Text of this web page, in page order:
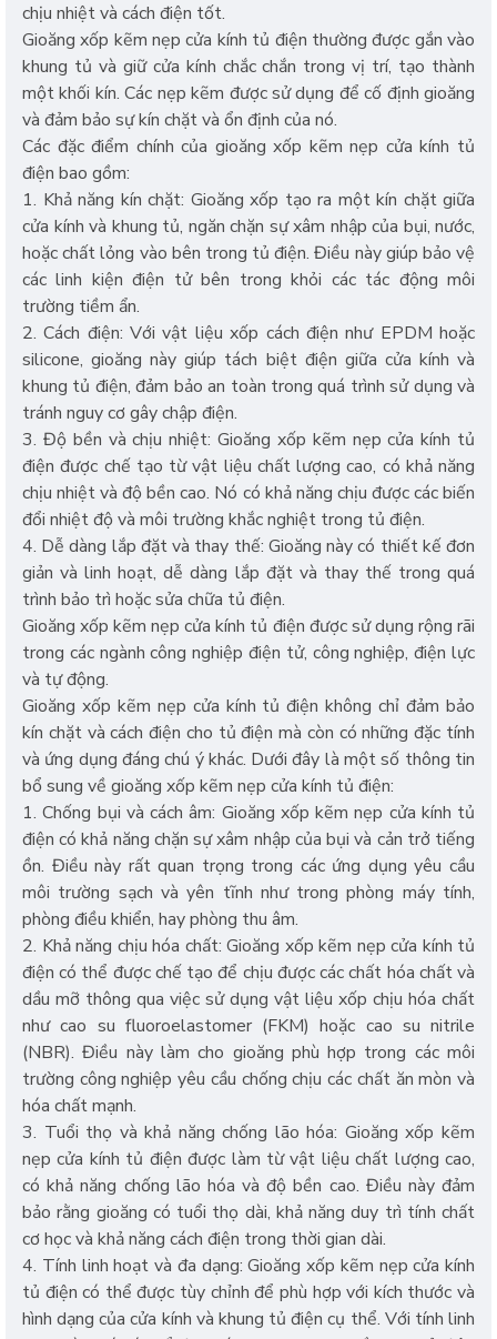
chịu nhiệt và cách điện tốt.
Gioăng xốp kẽm nẹp cửa kính tủ điện thường được gắn vào
khung tủ và giữ cửa kính chắc chắn trong vị trí, tạo thành
một khối kín. Các nẹp kẽm được sử dụng để cố định gioăng
và đảm bảo sự kín chặt và ổn định của nó.
Các đặc điểm chính của gioăng xốp kẽm nẹp cửa kính tủ
điện bao gồm:
1. Khả năng kín chặt: Gioăng xốp tạo ra một kín chặt giữa
cửa kính và khung tủ, ngăn chặn sự xâm nhập của bụi, nước,
hoặc chất lỏng vào bên trong tủ điện. Điều này giúp bảo vệ
các linh kiện điện tử bên trong khỏi các tác động môi
trường tiềm ẩn.
2. Cách điện: Với vật liệu xốp cách điện như EPDM hoặc
silicone, gioăng này giúp tách biệt điện giữa cửa kính và
khung tủ điện, đảm bảo an toàn trong quá trình sử dụng và
tránh nguy cơ gây chập điện.
3. Độ bền và chịu nhiệt: Gioăng xốp kẽm nẹp cửa kính tủ
điện được chế tạo từ vật liệu chất lượng cao, có khả năng
chịu nhiệt và độ bền cao. Nó có khả năng chịu được các biến
đổi nhiệt độ và môi trường khắc nghiệt trong tủ điện.
4. Dễ dàng lắp đặt và thay thế: Gioăng này có thiết kế đơn
giản và linh hoạt, dễ dàng lắp đặt và thay thế trong quá
trình bảo trì hoặc sửa chữa tủ điện.
Gioăng xốp kẽm nẹp cửa kính tủ điện được sử dụng rộng rãi
trong các ngành công nghiệp điện tử, công nghiệp, điện lực
và tự động.
Gioăng xốp kẽm nẹp cửa kính tủ điện không chỉ đảm bảo
kín chặt và cách điện cho tủ điện mà còn có những đặc tính
và ứng dụng đáng chú ý khác. Dưới đây là một số thông tin
bổ sung về gioăng xốp kẽm nẹp cửa kính tủ điện:
1. Chống bụi và cách âm: Gioăng xốp kẽm nẹp cửa kính tủ
điện có khả năng chặn sự xâm nhập của bụi và cản trở tiếng
ồn. Điều này rất quan trọng trong các ứng dụng yêu cầu
môi trường sạch và yên tĩnh như trong phòng máy tính,
phòng điều khiển, hay phòng thu âm.
2. Khả năng chịu hóa chất: Gioăng xốp kẽm nẹp cửa kính tủ
điện có thể được chế tạo để chịu được các chất hóa chất và
dầu mỡ thông qua việc sử dụng vật liệu xốp chịu hóa chất
như cao su fluoroelastomer (FKM) hoặc cao su nitrile
(NBR). Điều này làm cho gioăng phù hợp trong các môi
trường công nghiệp yêu cầu chống chịu các chất ăn mòn và
hóa chất mạnh.
3. Tuổi thọ và khả năng chống lão hóa: Gioăng xốp kẽm
nẹp cửa kính tủ điện được làm từ vật liệu chất lượng cao,
có khả năng chống lão hóa và độ bền cao. Điều này đảm
bảo rằng gioăng có tuổi thọ dài, khả năng duy trì tính chất
cơ học và khả năng cách điện trong thời gian dài.
4. Tính linh hoạt và đa dạng: Gioăng xốp kẽm nẹp cửa kính
tủ điện có thể được tùy chỉnh để phù hợp với kích thước và
hình dạng của cửa kính và khung tủ điện cụ thể. Với tính linh